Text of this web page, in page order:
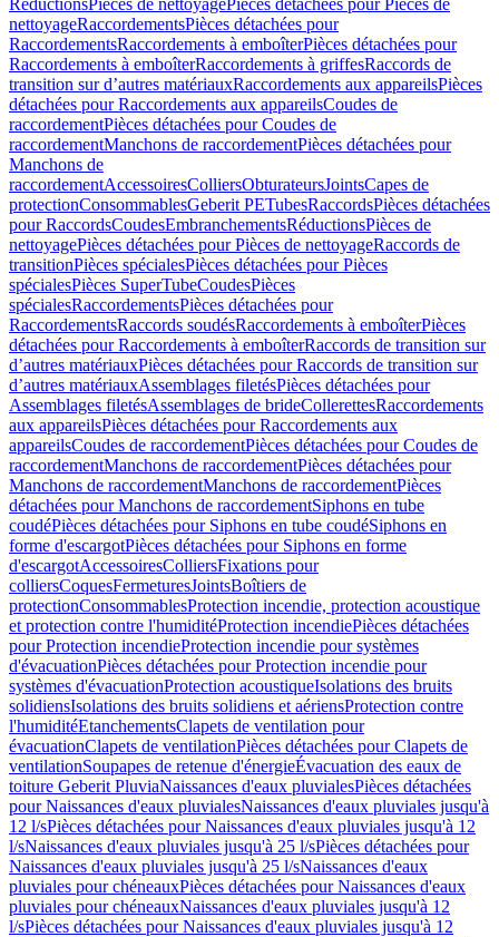
RéductionsPièces de nettoyagePièces détachées pour Pièces de
nettoyageRaccordementsPièces détachées pour
RaccordementsRaccordements à emboîterPièces détachées pour
Raccordements à emboîterRaccordements à griffesRaccords de
transition sur d’autres matériauxRaccordements aux appareilsPièces
détachées pour Raccordements aux appareilsCoudes de
raccordementPièces détachées pour Coudes de
raccordementManchons de raccordementPièces détachées pour
Manchons de
raccordementAccessoiresColliersObturateursJointsCapes de
protectionConsommablesGeberit PETubesRaccordsPièces détachées
pour RaccordsCoudesEmbranchementsRéductionsPièces de
nettoyagePièces détachées pour Pièces de nettoyageRaccords de
transitionPièces spécialesPièces détachées pour Pièces
spécialesPièces SuperTubeCoudesPièces
spécialesRaccordementsPièces détachées pour
RaccordementsRaccords soudésRaccordements à emboîterPièces
détachées pour Raccordements à emboîterRaccords de transition sur
d’autres matériauxPièces détachées pour Raccords de transition sur
d’autres matériauxAssemblages filetésPièces détachées pour
Assemblages filetésAssemblages de brideCollerettesRaccordements
aux appareilsPièces détachées pour Raccordements aux
appareilsCoudes de raccordementPièces détachées pour Coudes de
raccordementManchons de raccordementPièces détachées pour
Manchons de raccordementManchons de raccordementPièces
détachées pour Manchons de raccordementSiphons en tube
coudéPièces détachées pour Siphons en tube coudéSiphons en
forme d'escargotPièces détachées pour Siphons en forme
d'escargotAccessoiresColliersFixations pour
colliersCoquesFermeturesJointsBoîtiers de
protectionConsommablesProtection incendie, protection acoustique
et protection contre l'humiditéProtection incendiePièces détachées
pour Protection incendieProtection incendie pour systèmes
d'évacuationPièces détachées pour Protection incendie pour
systèmes d'évacuationProtection acoustiqueIsolations des bruits
solidiensIsolations des bruits solidiens et aériensProtection contre
l'humiditéEtanchementsClapets de ventilation pour
évacuationClapets de ventilationPièces détachées pour Clapets de
ventilationSoupapes de retenue d'énergieÉvacuation des eaux de
toiture Geberit PluviaNaissances d'eaux pluvialesPièces détachées
pour Naissances d'eaux pluvialesNaissances d'eaux pluviales jusqu'à
12 l/sPièces détachées pour Naissances d'eaux pluviales jusqu'à 12
l/sNaissances d'eaux pluviales jusqu'à 25 l/sPièces détachées pour
Naissances d'eaux pluviales jusqu'à 25 l/sNaissances d'eaux
pluviales pour chéneauxPièces détachées pour Naissances d'eaux
pluviales pour chéneauxNaissances d'eaux pluviales jusqu'à 12
l/sPièces détachées pour Naissances d'eaux pluviales jusqu'à 12